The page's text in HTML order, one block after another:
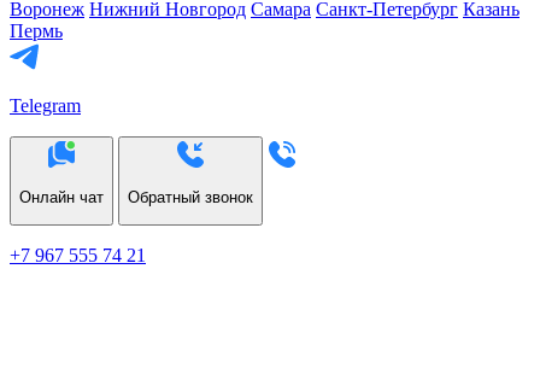
Воронеж Нижний Новгород Самара Санкт-Петербург Казань
Пермь
Telegram
Онлайн чат Обратный звонок
+7 967 555 74 21